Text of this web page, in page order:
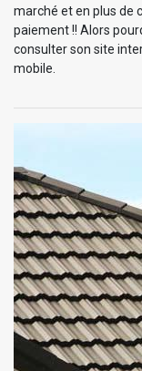
marché et en plus de
paiement !! Alors
consulter son site
mobile.